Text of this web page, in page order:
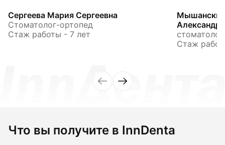
Сергеева Мария Сергеевна
Стоматолог-ортопед
Стаж работы - 7 лет
Мышанский
Стаж
Что вы получите в InnDenta